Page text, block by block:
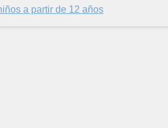
a partir de 12 años